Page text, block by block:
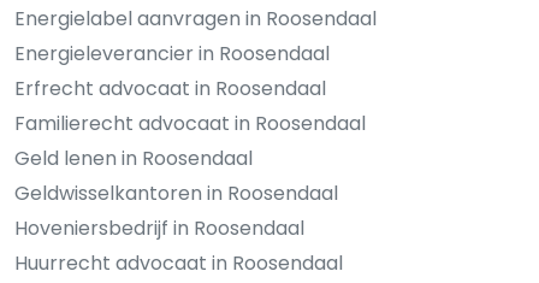
Energielabel aanvragen in Roosendaal
Energieleverancier in Roosendaal
Erfrecht advocaat in Roosendaal
Familierecht advocaat in Roosendaal
Geld lenen in Roosendaal
Geldwisselkantoren in Roosendaal
Hoveniersbedrijf in Roosendaal
Huurrecht advocaat in Roosendaal